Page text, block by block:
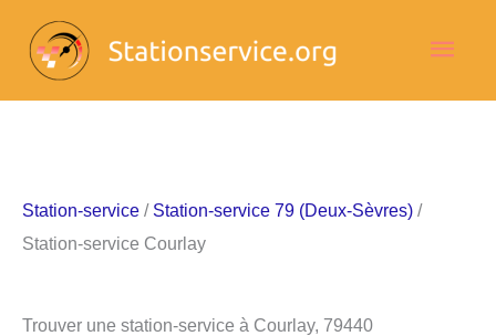
contenu
Station-service / Station-service 79 (Deux-Sèvres) /
Station-service Courlay
Trouver une station-service à Courlay, 79440